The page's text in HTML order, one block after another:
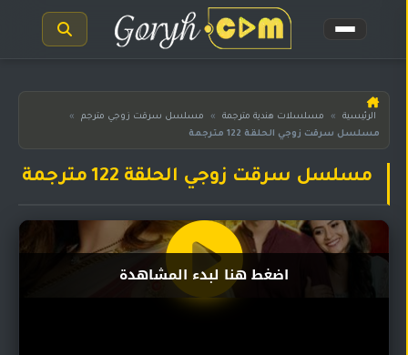
الرئيسية
مسلسلات
المترجمة
هندية
مدبلجة
الرئيسية » مسلسلات هندية مترجمة » مسلسل سرقت زوجي مترجم
»
مسلسل سرقت زوجي الحلقة 122 مترجمة
مسلسل سرقت زوجي الحلقة 122 مترجمة
اضغط هنا لبدء المشاهدة